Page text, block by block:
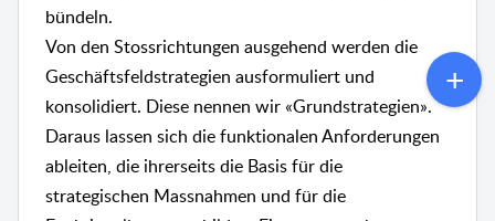
bündeln.
Von den Stossrichtungen ausgehend werden die
Geschäftsfeldstrategien ausformuliert und
konsolidiert. Diese nennen wir «Grundstrategien».
Daraus lassen sich die funktionalen Anforderungen
ableiten, die ihrerseits die Basis für die
strategischen Massnahmen und für die